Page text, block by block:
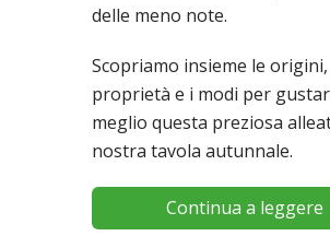
delle meno note.
Scopriamo insieme le
proprietà e i modi per
meglio questa preziosa
nostra tavola autunnale.
Continua a leggere